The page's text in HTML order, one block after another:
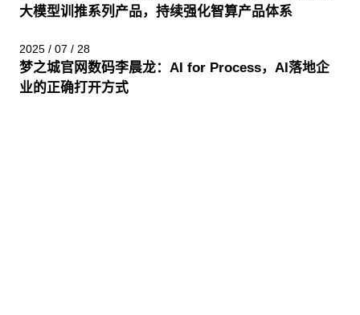
大模型训推系列产品，持续强化智算产品体系
2025 / 07 / 28
梦之城官网数码李晨龙：AI for Process，AI落地企
业的正确打开方式